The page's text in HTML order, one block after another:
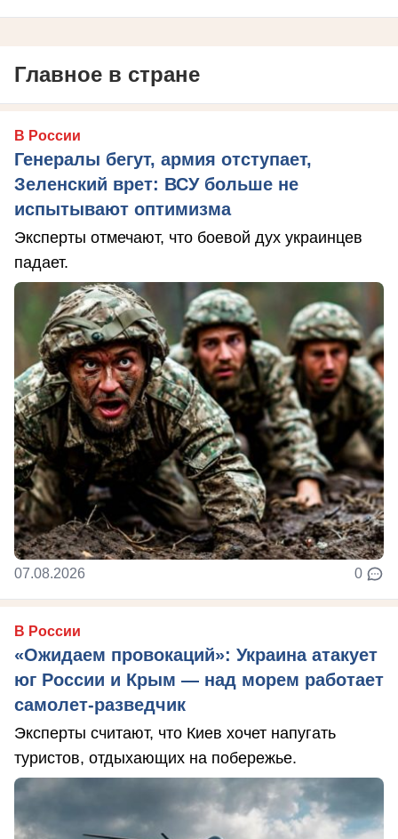
Главное в стране
В России
Генералы бегут, армия отступает,
Зеленский врет: ВСУ больше не
испытывают оптимизма
Эксперты отмечают, что боевой дух украинцев
падает.
07.08.2026 0
В России
«Ожидаем провокаций»: Украина атакует
юг России и Крым — над морем работает
самолет-разведчик
Эксперты считают, что Киев хочет напугать
туристов, отдыхающих на побережье.